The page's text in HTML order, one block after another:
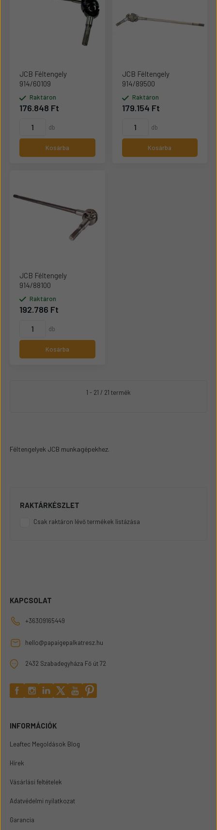
JCB Féltengely
914/60109
Raktáron
176.848 Ft
db
Kosárba
JCB Féltengely
914/89500
Raktáron
179.154 Ft
db
Kosárba
JCB Féltengely
914/88100
Raktáron
192.786 Ft
db
Kosárba
1 - 21 / 21 termék
Féltengelyek JCB munkagépekhez.
RAKTÁRKÉSZLET
Csak raktáron lévő termékek listázása
KAPCSOLAT
+36309165449
hello@papaigepalkatresz.hu
2432 Szabadegyháza Fő út 72
INFORMÁCIÓK
Leaftec Megoldások Blog
Hírek
Vásárlási feltételek
Adatvédelmi nyilatkozat
Garancia